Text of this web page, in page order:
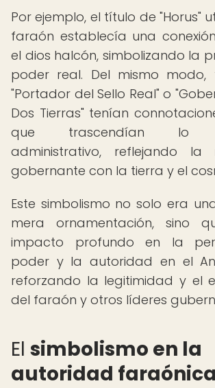
Por ejemplo, el título de "Horus"
faraón establecía una
el dios halcón, simbolizando la
poder real. Del mismo modo,
"Portador del Sello Real" o
Dos Tierras" tenían
que trascendían lo
administrativo, reflejando la
gobernante con la tierra y el
Este simbolismo no solo era
mera ornamentación, sino
impacto profundo en la
poder y la autoridad en el
reforzando la legitimidad y el
del faraón y otros líderes
El simbolismo en la
autoridad faraónica